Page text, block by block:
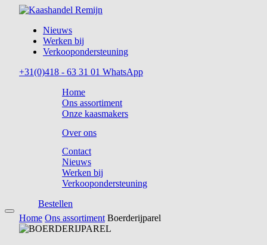
Nieuws
Werken bij
Verkoopondersteuning
+31(0)418 - 63 31 01 WhatsApp
Home
Ons assortiment
Onze kaasmakers
Over ons
Contact
Nieuws
Werken bij
Verkoopondersteuning
Bestellen
Home Ons assortiment Boerderijparel